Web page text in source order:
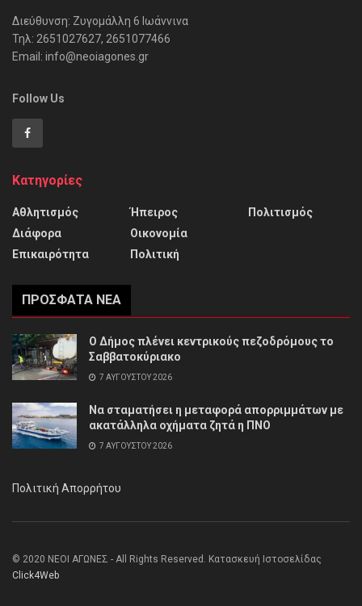
Διεύθυνση: Ζυγομάλλη 6 Ιωάννινα
Τηλ: 2651027627, 2651077466
Email: info@neoiagones.gr
Follow Us
Κατηγορίες
Αθλητισμός
Διάφορα
Επικαιρότητα
Ήπειρος
Οικονομία
Πολιτική
Πολιτισμός
ΠΡΌΣΦΑΤΑ ΝΈΑ
Ο Δήμος πλένει κεντρικούς πεζοδρόμους το
Σαββατοκύριακο
7 ΑΥΓΟΎΣΤΟΥ 2026
Να σταματήσει η μεταφορά απορριμμάτων με
ακατάλληλα οχήματα ζητά η ΠΝΟ
7 ΑΥΓΟΎΣΤΟΥ 2026
Πολιτική Απορρήτου
© 2020 ΝΕΟΙ ΑΓΩΝΕΣ - All Rights Reserved. Κατασκευή Ιστοσελίδας
Click4Web